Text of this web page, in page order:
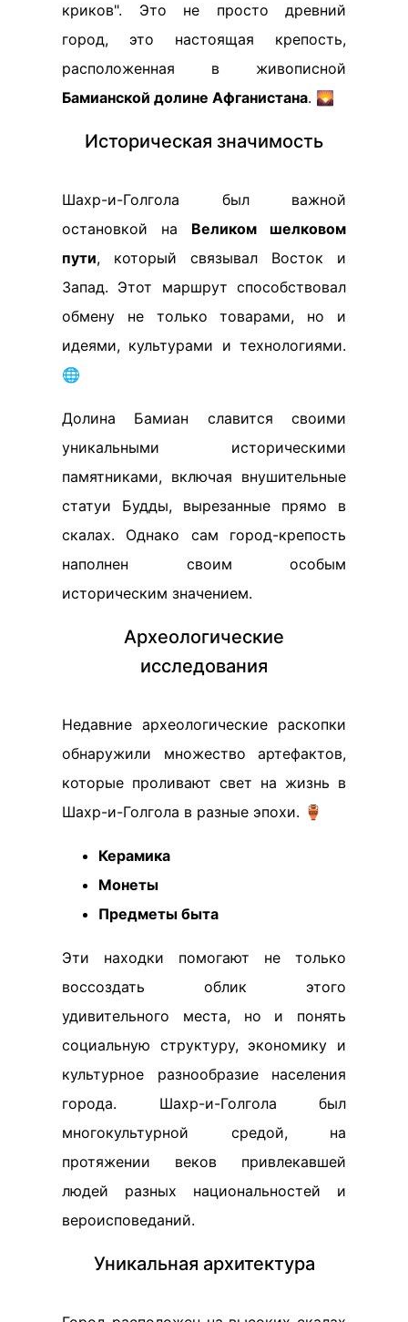
криков". Это не просто древний
город, это настоящая крепость,
расположенная в живописной
Бамианской долине Афганистана. 🌄
Историческая значимость
Шахр-и-Голгола был важной
остановкой на Великом шелковом
пути, который связывал Восток и
Запад. Этот маршрут способствовал
обмену не только товарами, но и
идеями, культурами и технологиями.
🌐
Долина Бамиан славится своими
уникальными историческими
памятниками, включая внушительные
статуи Будды, вырезанные прямо в
скалах. Однако сам город-крепость
наполнен своим особым
историческим значением.
Археологические
исследования
Недавние археологические раскопки
обнаружили множество артефактов,
которые проливают свет на жизнь в
Шахр-и-Голгола в разные эпохи. 🏺
Керамика
Монеты
Предметы быта
Эти находки помогают не только
воссоздать облик этого
удивительного места, но и понять
социальную структуру, экономику и
культурное разнообразие населения
города. Шахр-и-Голгола был
многокультурной средой, на
протяжении веков привлекавшей
людей разных национальностей и
вероисповеданий.
Уникальная архитектура